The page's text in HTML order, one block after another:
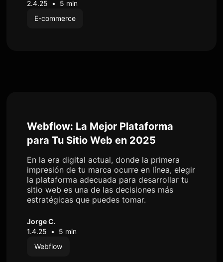
2.4.25 •
5 min
E-commerce
Webflow: La Mejor Plataforma
para Tu Sitio Web en 2025
En la era digital actual, donde la primera
impresión de tu marca ocurre en línea, elegir
la plataforma adecuada para desarrollar tu
sitio web es una de las decisiones más
estratégicas que puedes tomar.
Jorge C.
1.4.25 •
5 min
Webflow